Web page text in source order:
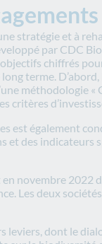
stratégie et à
par CDC
chiffrés
terme.
méthodologie
critères
est également
des
novembre
Les deux
leviers, dont le